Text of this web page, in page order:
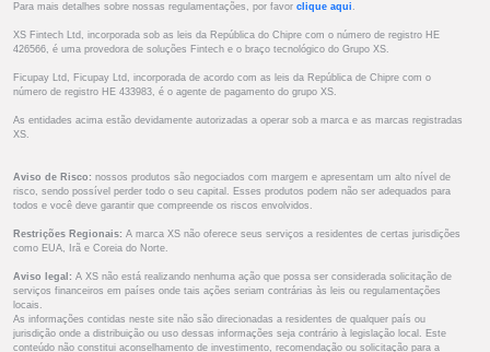
Para mais detalhes sobre nossas regulamentações, por favor clique aqui .
XS Fintech Ltd, incorporada sob as leis da República do Chipre com o número de registro HE
426566, é uma provedora de soluções Fintech e o braço tecnológico do Grupo XS.
Ficupay Ltd, Ficupay Ltd, incorporada de acordo com as leis da República de Chipre com o
número de registro HE 433983, é o agente de pagamento do grupo XS.
As entidades acima estão devidamente autorizadas a operar sob a marca e as marcas registradas
XS.
Aviso de Risco: nossos produtos são negociados com margem e apresentam um alto nível de
risco, sendo possível perder todo o seu capital. Esses produtos podem não ser adequados para
todos e você deve garantir que compreende os riscos envolvidos.
Restrições Regionais: A marca XS não oferece seus serviços a residentes de certas jurisdições
como EUA, Irã e Coreia do Norte.
Aviso legal: A XS não está realizando nenhuma ação que possa ser considerada solicitação de
serviços financeiros em países onde tais ações seriam contrárias às leis ou regulamentações
locais.
As informações contidas neste site não são direcionadas a residentes de qualquer país ou
jurisdição onde a distribuição ou uso dessas informações seja contrário à legislação local. Este
conteúdo não constitui aconselhamento de investimento, recomendação ou solicitação para a